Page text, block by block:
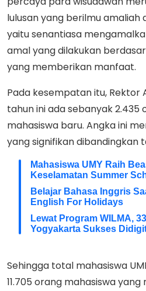
lulusan yang berilmu amaliah
yaitu senantiasa
amal yang dilakukan
yang memberikan manfaat.
Pada kesempatan itu, Rektor
tahun ini ada sebanyak 2.435
mahasiswa baru. Angka ini
yang signifikan dibandingkan
Mahasiswa UMY Raih
Keselamatan Summer
Belajar Bahasa Inggris
English For Holidays
Lewat Program WILMA,
Yogyakarta Sukses
Sehingga total mahasiswa
11.705 orang mahasiswa